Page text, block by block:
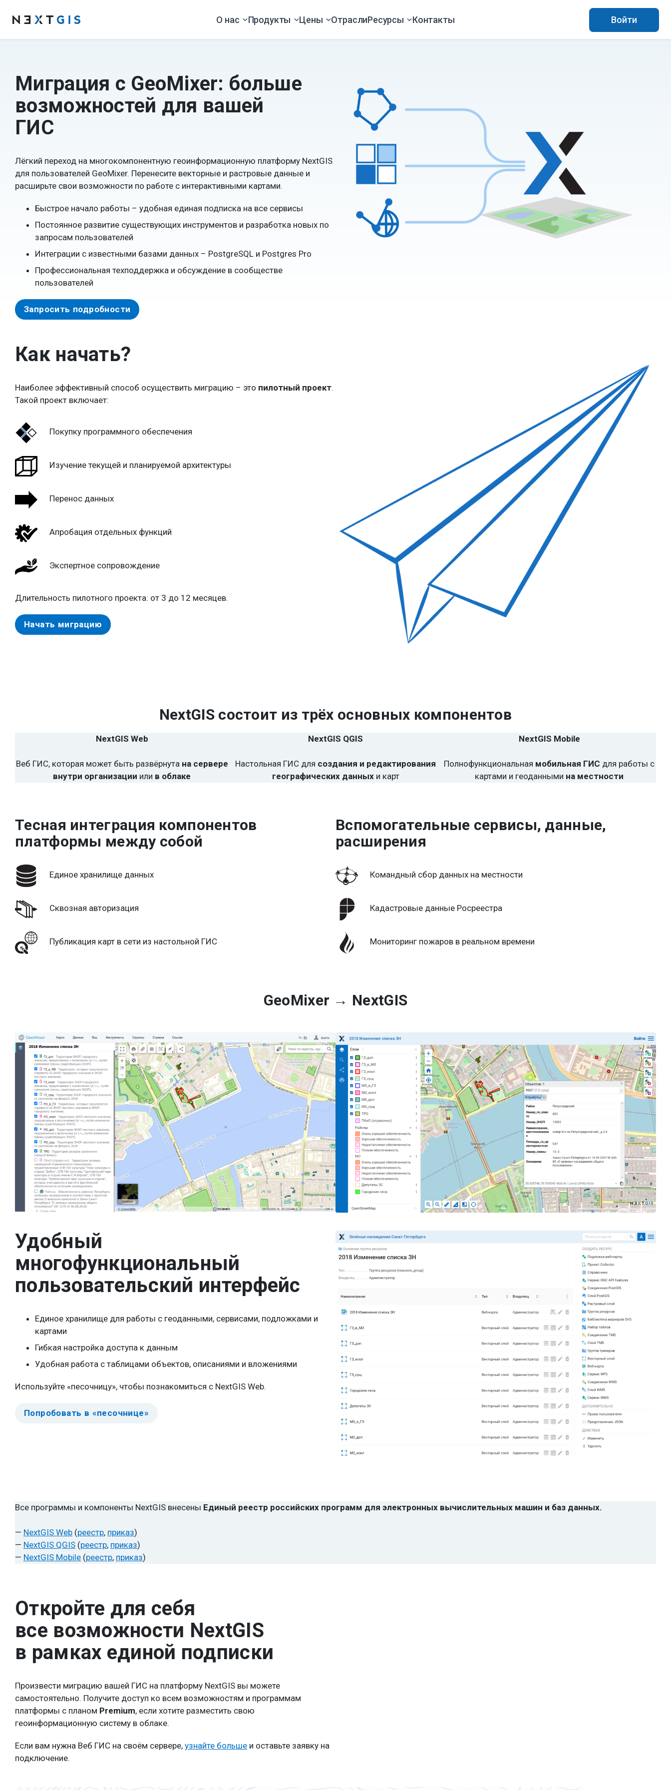
О нас Продукты Цены ОтраслиРесурсы Контакты Войти
Миграция с GeoMixer: больше
возможностей для вашей
ГИС
Лёгкий переход на многокомпонентную геоинформационную платформу NextGIS
для пользователей GeoMixer. Перенесите векторные и растровые данные и
расширьте свои возможности по работе с интерактивными картами.
Быстрое начало работы – удобная единая подписка на все сервисы
Постоянное развитие существующих инструментов и разработка новых по
запросам пользователей
Интеграции с известными базами данных – PostgreSQL и Postgres Pro
Профессиональная техподдержка и обсуждение в сообществе
пользователей
Запросить подробности
Как начать?
Наиболее эффективный способ осуществить миграцию – это пилотный проект.
Такой проект включает:
Покупку программного обеспечения
Изучение текущей и планируемой архитектуры
Перенос данных
Апробация отдельных функций
Экспертное сопровождение
Длительность пилотного проекта: от 3 до 12 месяцев.
Начать миграцию
NextGIS состоит из трёх основных компонентов
NextGIS Web
Веб ГИС, которая может быть развёрнута на сервере
внутри организации или в облаке
NextGIS QGIS
Настольная ГИС для создания и редактирования
географических данныхи карт
NextGIS Mobile
Полнофункциональная мобильная ГИС для работы с
картами и геоданными на местности
Тесная интеграция компонентов
платформы между собой
Единое хранилище данных
Сквозная авторизация
Публикация карт в сети из настольной ГИС
Вспомогательные сервисы, данные,
расширения
Командный сбор данных на местности
Кадастровые данные Росреестра
Мониторинг пожаров в реальном времени
GeoMixer → NextGIS
Удобный
многофункциональный
пользовательский интерфейс
Единое хранилище для работы с геоданными, сервисами, подложками и
картами
Гибкая настройка доступа к данным
Удобная работа с таблицами объектов, описаниями и вложениями
Используйте «песочницу», чтобы познакомиться с NextGIS Web.
Попробовать в «песочнице»
Все программы и компоненты NextGIS внесены Единый реестр российских программ для электронных вычислительных машин и баз данных.
— NextGIS Web (реестр, приказ)
— NextGIS QGIS (реестр, приказ)
— NextGIS Mobile (реестр, приказ)
Откройте для себя
все возможности NextGIS
в рамках единой подписки
Произвести миграцию вашей ГИС на платформу NextGIS вы можете
самостоятельно. Получите доступ ко всем возможностям и программам
платформы с планом Premium, если хотите разместить свою
геоинформационную систему в облаке.
Если вам нужна Веб ГИС на своём сервере, узнайте больше и оставьте заявку на
подключение.